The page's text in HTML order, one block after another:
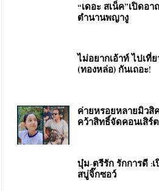
“เดอะ สเน็ค”เปิดอา
ตำนานพญางู
ไม่อยากเอ้าท์ ไปเที่
(ทองหล่อ) กันเถอะ!
ค่ายหรอยหลายมิวสิ
คว้าสิทธิ์จัดคอนเสิร์
บุ๋ม-ตรีรัก รักการดี​ ​:เ
สบู่จิ๊ก​ซอว์​